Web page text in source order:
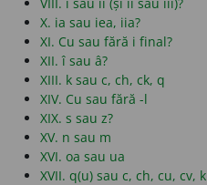
X. ia sau iea, iia?
XI. Cu sau fără i final?
XII. î sau â?
XIII. k sau c, ch, ck, q
XIV. Cu sau fără -l
XIX. s sau z?
XV. n sau m
XVI. oa sau ua
XVII. q(u) sau c, ch, cu, cv, k